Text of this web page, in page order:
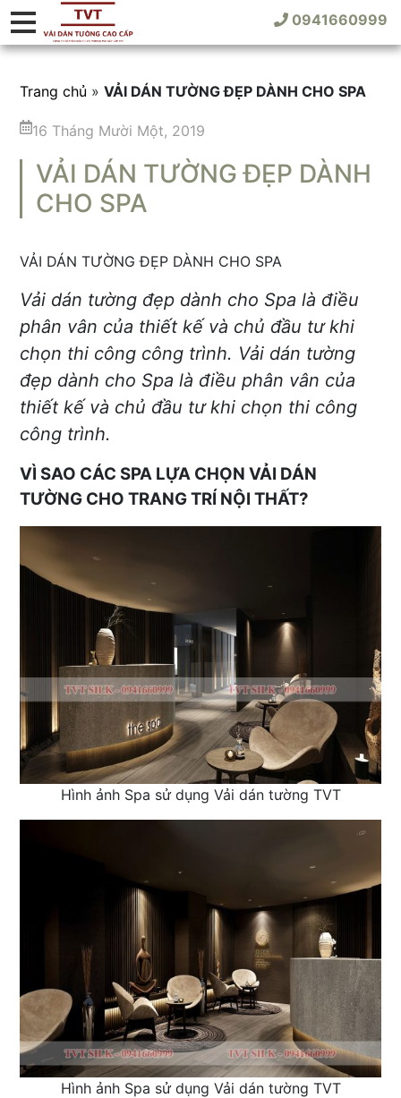
0941660999
Trang chủ »VẢI DÁN TƯỜNG ĐẸP DÀNH CHO SPA
16 Tháng Mười Một, 2019
VẢI DÁN TƯỜNG ĐẸP DÀNH
CHO SPA
VẢI DÁN TƯỜNG ĐẸP DÀNH CHO SPA
Vải dán tường đẹp dành cho Spa là điều
phân vân của thiết kế và chủ đầu tư khi
chọn thi công công trình. Vải dán tường
đẹp dành cho Spa là điều phân vân của
thiết kế và chủ đầu tư khi chọn thi công
công trình.
VÌ SAO CÁC SPA LỰA CHỌN VẢI DÁN
TƯỜNG CHO TRANG TRÍ NỘI THẤT?
Hình ảnh Spa sử dụng Vải dán tường TVT
Hình ảnh Spa sử dụng Vải dán tường TVT